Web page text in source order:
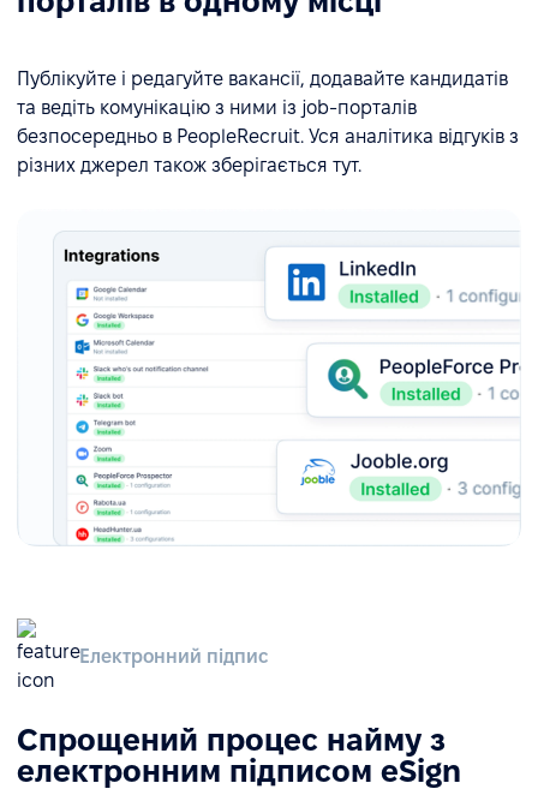
Публікуйте і редагуйте вакансії, додавайте кандидатів
та ведіть комунікацію з ними із job-порталів
безпосередньо в PeopleRecruit. Уся аналітика відгуків з
різних джерел також зберігається тут.
Електронний підпис
Спрощений процес найму з
електронним підписом eSign